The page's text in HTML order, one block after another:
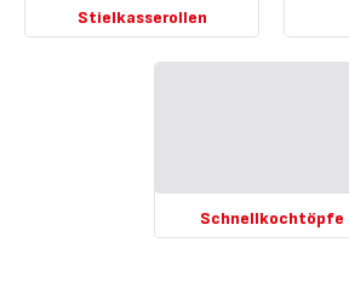
Stielkasserollen
Mehr
Mehr
Schnellkochtöpfe
Mehr